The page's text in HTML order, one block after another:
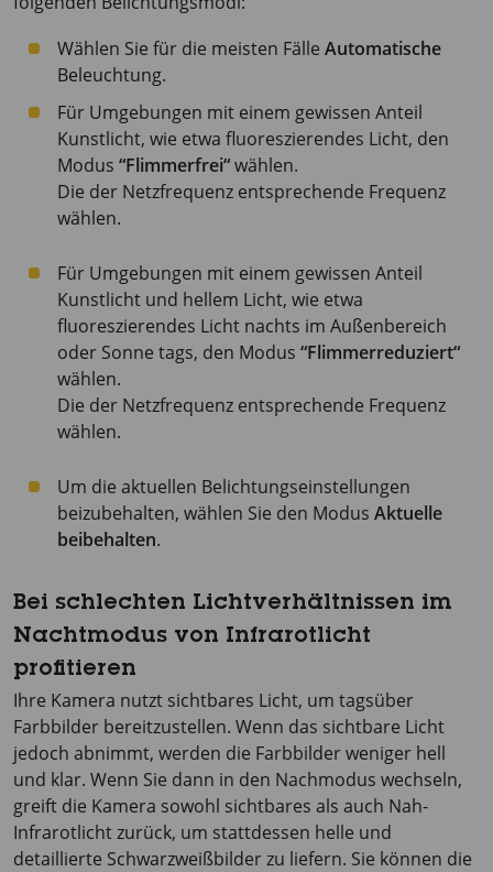
Wählen Sie für die meisten Fälle Automatische
Beleuchtung.
Für Umgebungen mit einem gewissen Anteil
Kunstlicht, wie etwa fluoreszierendes Licht, den
Modus “Flimmerfrei“wählen.
Die der Netzfrequenz entsprechende Frequenz
wählen.
Für Umgebungen mit einem gewissen Anteil
Kunstlicht und hellem Licht, wie etwa
fluoreszierendes Licht nachts im Außenbereich
oder Sonne tags, den Modus “Flimmerreduziert“
wählen.
Die der Netzfrequenz entsprechende Frequenz
wählen.
Um die aktuellen Belichtungseinstellungen
beizubehalten, wählen Sie den Modus Aktuelle
beibehalten.
Bei schlechten Lichtverhältnissen im
Nachtmodus von Infrarotlicht
profitieren
Ihre Kamera nutzt sichtbares Licht, um tagsüber
Farbbilder bereitzustellen. Wenn das sichtbare Licht
jedoch abnimmt, werden die Farbbilder weniger hell
und klar. Wenn Sie dann in den Nachmodus wechseln,
greift die Kamera sowohl sichtbares als auch Nah-
Infrarotlicht zurück, um stattdessen helle und
detaillierte Schwarzweißbilder zu liefern. Sie können die